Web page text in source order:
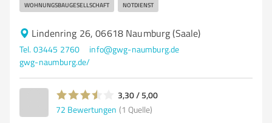
WOHNUNGSBAUGESELLSCHAFT NOTDIENST
Lindenring 26, 06618 Naumburg (Saale)
Tel. 03445 2760
info@gwg-naumburg.de
gwg-naumburg.de/
3,30 / 5,00
72 Bewertungen (1 Quelle)